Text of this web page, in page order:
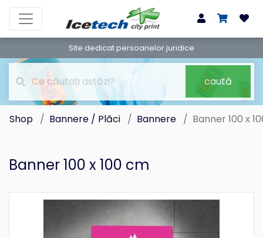
Site dedicat persoanelor juridice
caută
Shop Bannere / Plăci Bannere Banner 100 x
Banner 100 x 100 cm